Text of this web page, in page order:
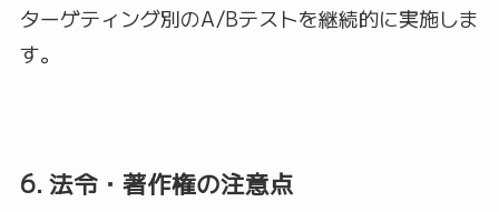
ターゲティング別のA/Bテストを継続的に実施しま
す。
6. 法令・著作権の注意点